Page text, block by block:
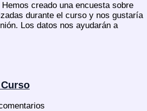
creado una encuesta sobre
durante el curso y nos gustaría
Los datos nos ayudarán a